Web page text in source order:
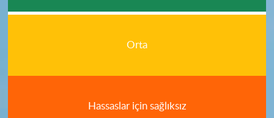
Orta
Hassaslar için sağlıksız